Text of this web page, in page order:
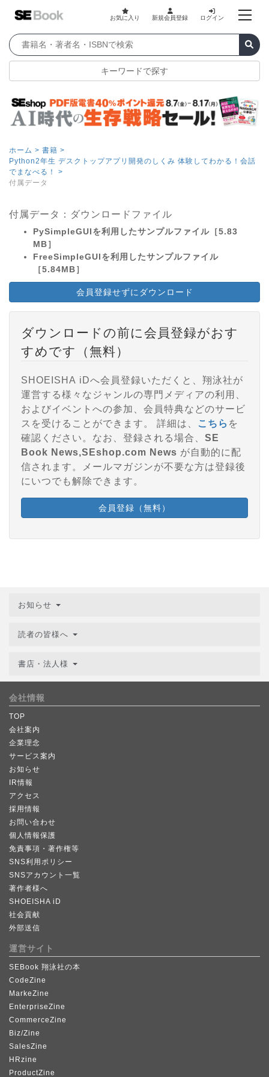
お気に入り 新規会員登録 ログイン
キーワードで探す
ホーム > 書籍 >
Python2年生 デスクトップアプリ開発のしくみ 体験してわかる！会話
でまなべる！ >
付属データ
付属データ：ダウンロードファイル
PySimpleGUIを利用したサンプルファイル［5.83
MB］
FreeSimpleGUIを利用したサンプルファイル
［5.84MB］
会員登録せずにダウンロード
ダウンロードの前に会員登録がおす
すめです（無料）
SHOEISHA iDへ会員登録いただくと、翔泳社が
運営する様々なジャンルの専門メディアの利用、
およびイベントへの参加、会員特典などのサービ
スを受けることができます。 詳細は、
こちら を
確認ください。なお、登録される場合、 SE
Book News,SEshop.com News が自動的に配
信されます。メールマガジンが不要な方は登録後
にいつでも解除できます。
会員登録（無料）
お知らせ
読者の皆様へ
書店・法人様
会社情報
TOP
会社案内
企業理念
サービス案内
お知らせ
IR情報
アクセス
採用情報
お問い合わせ
個人情報保護
免責事項・著作権等
SNS利用ポリシー
SNSアカウント一覧
著作者様へ
SHOEISHA iD
社会貢献
外部送信
運営サイト
SEBook 翔泳社の本
CodeZine
MarkeZine
EnterpriseZine
CommerceZine
Biz/Zine
SalesZine
HRzine
ProductZine